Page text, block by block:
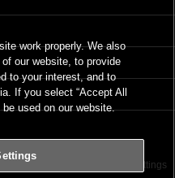
サイトポリシー Cookies Settings
work properly. We also
our website, to provide
to your interest, and to
If you select “Accept All
used on our website.